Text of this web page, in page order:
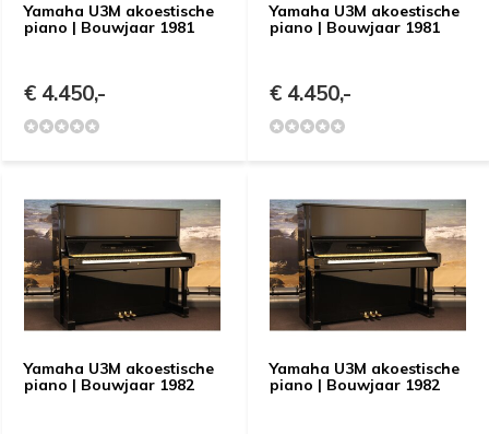
Yamaha U3M akoestische
piano | Bouwjaar 1981
€ 4.450,-
Yamaha U3M akoestische
piano | Bouwjaar 1981
€ 4.450,-
Yamaha U3M akoestische
piano | Bouwjaar 1982
Yamaha U3M akoestische
piano | Bouwjaar 1982